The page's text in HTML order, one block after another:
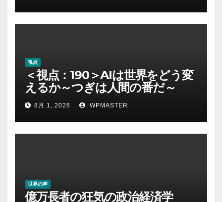
視点
＜視点：190＞AIは世界をどう変
えるか～つぎは人間の番だ～
8月 1, 2026 WPMASTER
世界の声
億万長者の狂気の政治経済学